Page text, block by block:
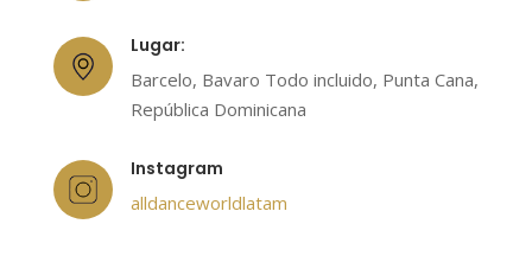
Lugar:
Barcelo, Bavaro Todo incluido, Punta Cana,
República Dominicana
Instagram
alldanceworldlatam